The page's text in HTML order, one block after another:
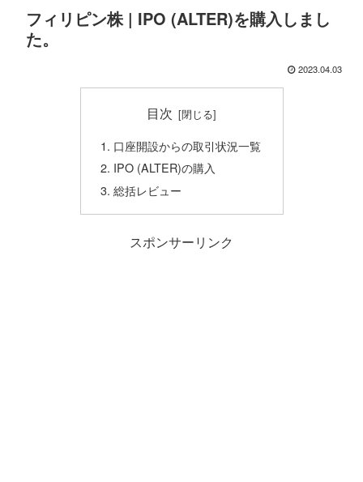
フィリピン株 | IPO (ALTER)を購入しまし
た。
2023.04.03
目次
口座開設からの取引状況一覧
IPO (ALTER)の購入
総括レビュー
スポンサーリンク